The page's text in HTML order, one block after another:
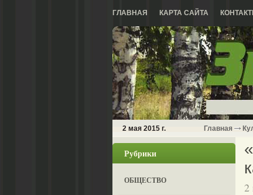
ГЛАВНАЯ КАРТА САЙТА
2 мая 2015 г. Главная
Рубрики
ОБЩЕСТВО
2